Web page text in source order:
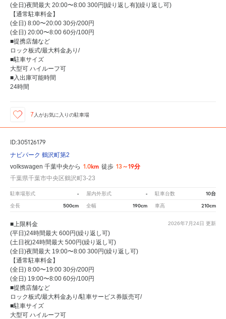
(全日)夜間最大 20:00〜8:00 300円[繰り返し有](繰り返し可)
【通常駐車料金】
(全日) 8:00〜20:00 30分/200円
(全日) 20:00〜8:00 60分/100円
■提携店舗など
ロック板式/最大料金あり/
■駐車サイズ
大型可 ハイルーフ可
■入出庫可能時間
24時間
7 人がお気に入りの駐車場
ID:305126179
ナビパーク 鶴沢町第2
volkswagen 千葉中央から 1.0km 徒歩 13～19分
千葉県千葉市中央区鶴沢町3-23
駐車場形式 - 屋内外形式 - 駐車台数 10台
全長 500cm 全幅 190cm 車高 210cm
2026年7月24日 更新
■上限料金
(平日)24時間最大 600円(繰り返し可)
(土日祝)24時間最大 500円(繰り返し可)
(全日)夜間最大 19:00〜8:00 300円(繰り返し可)
【通常駐車料金】
(全日) 8:00〜19:00 30分/200円
(全日) 19:00〜8:00 60分/100円
■提携店舗など
ロック板式/最大料金あり/駐車サービス券販売可/
■駐車サイズ
大型可 ハイルーフ可